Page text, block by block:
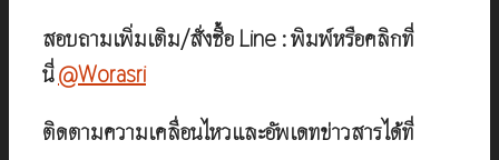
สอบถามเพิ่มเติม/สั่งซื้อ Line : พิมพ์หรือคลิกที่
นี่@Worasri
ติดตามความเคลื่อนไหวและอัพเดทข่าวสารได้ที่